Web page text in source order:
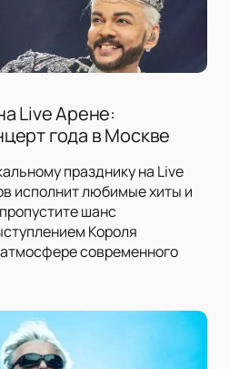
Live Арене:
года в Москве
празднику на Live
исполнит любимые хиты и
шанс
Короля
современного